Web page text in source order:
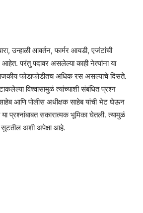
उन्हाळी आवर्तन, फार्मर आयडी, एजंटांची
परंतु पदावर असलेल्या काही नेत्यांना या
फोडाफोडीतच अधिक रस असल्याचे दिसते.
विश्वासामुळं त्यांच्याशी संबंधित प्रश्न
साहेब आणि पोलीस अधीक्षक साहेब यांची भेट घेऊन
या प्रश्नांबाबत सकारात्मक भूमिका घेतली. त्यामुळं
सुटतील अशी अपेक्षा आहे.